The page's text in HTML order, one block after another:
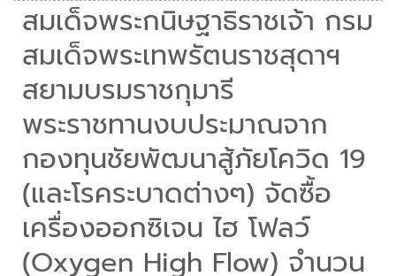
สมเด็จพระกนิษฐาธิราชเจ้า กรม
สมเด็จพระเทพรัตนราชสุดาฯ
สยามบรมราชกุมารี
พระราชทานงบประมาณจาก
กองทุนชัยพัฒนาสู้ภัยโควิด 19
(และโรคระบาดต่างๆ) จัดซื้อ
เครื่องออกซิเจน ไฮ โฟลว์
(Oxygen High Flow) จำนวน